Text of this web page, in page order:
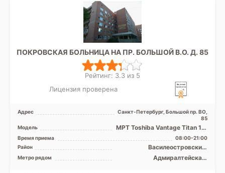
ПОКРОВСКАЯ БОЛЬНИЦА НА ПР. БОЛЬШОЙ В.О. Д. 85
Рейтинг: 3.3 из 5
Лицензия проверена
Адрес
Санкт-Петербург, Большой пр. ВО,
85
Модель
МРТ Toshiba Vantage Titan 1.5
T закрытый тип, КТ Siemens
Somatom AR.SP ...
Время приема
08:00-21:00
Район
Василеостровский,
Петроградский, Приморский,
Адмиралтейский
Метро рядом
Адмиралтейская,